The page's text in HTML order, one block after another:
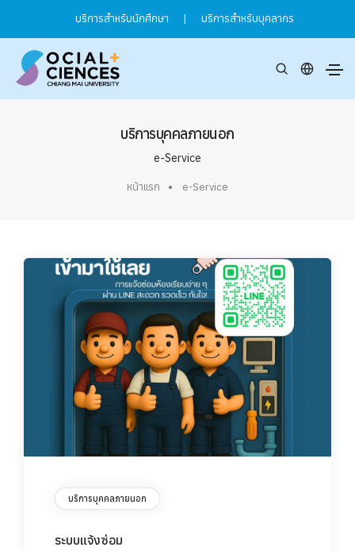
บริการสำหรับนักศึกษา | บริการสำหรับบุคลากร
บริการบุคคลภายนอก
e-Service
หน้าแรก e-Service
บริการบุคคลภายนอก
ระบบแจ้งซ่อม